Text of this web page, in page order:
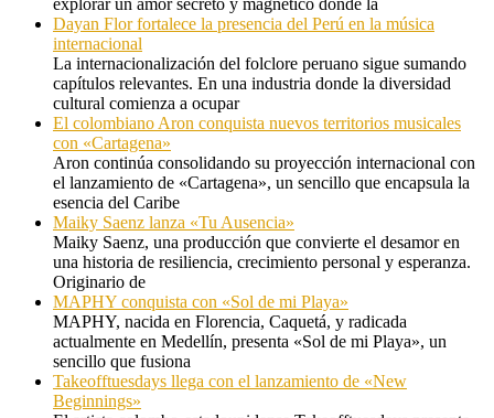
Dayan Flor fortalece la presencia del Perú en la música
internacional
La internacionalización del folclore peruano sigue sumando
capítulos relevantes. En una industria donde la diversidad
cultural comienza a ocupar
El colombiano Aron conquista nuevos territorios musicales
con «Cartagena»
Aron continúa consolidando su proyección internacional con
el lanzamiento de «Cartagena», un sencillo que encapsula la
esencia del Caribe
Maiky Saenz lanza «Tu Ausencia»
Maiky Saenz, una producción que convierte el desamor en
una historia de resiliencia, crecimiento personal y esperanza.
Originario de
MAPHY conquista con «Sol de mi Playa»
MAPHY, nacida en Florencia, Caquetá, y radicada
actualmente en Medellín, presenta «Sol de mi Playa», un
sencillo que fusiona
Takeofftuesdays llega con el lanzamiento de «New
Beginnings»